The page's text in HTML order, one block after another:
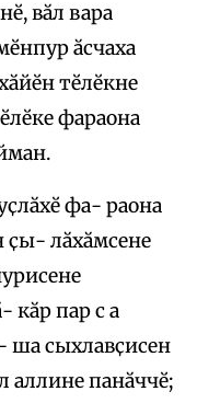
вӑл вара
ӑсчаха
тӗлӗкне
фараона
фа- раона
ҫы- лӑхӑмсене
кӑр пар с а
ша сыхлавҫисен
аллине панӑччӗ;